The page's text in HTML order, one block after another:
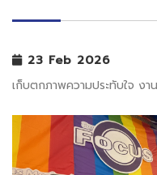
23 Feb 2026
เก็บตกภาพความประทับใจ ง